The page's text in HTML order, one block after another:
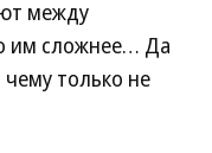
между
им сложнее… Да
чему только не